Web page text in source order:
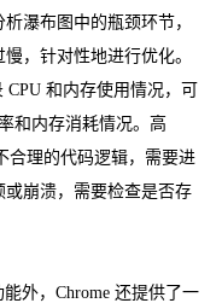
瀑布图中的瓶颈环节，
，针对性地进行优化。
CPU 和内存使用情况，可
和内存消耗情况。高
合理的代码逻辑，需要进
崩溃，需要检查是否存
外，Chrome 还提供了一